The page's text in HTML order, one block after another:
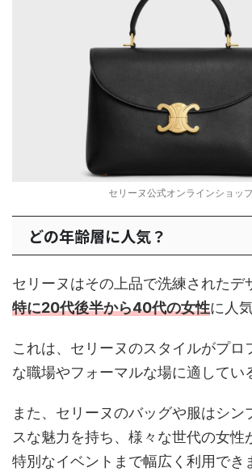
セリーヌ公式オンラインショッ
どの年齢層に人気？
セリーヌはその上品で洗練されたデ
特に20代後半から40代の女性に人
これは、セリーヌのスタイルがプロ
な職場やフォーマルな場に適してい
また、セリーヌのバッグや服はシン
スな魅力を持ち、様々な世代の女性
特別なイベントまで幅広く利用でき